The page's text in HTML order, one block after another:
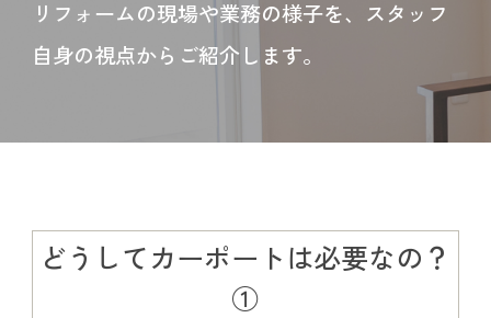
リフォームの現場や業務の様子を、スタッフ
自身の視点からご紹介します。
どうしてカーポートは必要なの？
①